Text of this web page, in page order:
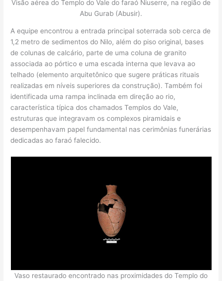
Visão aérea do Templo do Vale do faraó Niuserre, na região de
Abu Gurab (Abusir).
A equipe encontrou a entrada principal soterrada sob cerca de
1,2 metro de sedimentos do Nilo, além do piso original, bases
de colunas de calcário, parte de uma coluna de granito
associada ao pórtico e uma escada interna que levava ao
telhado (elemento arquitetônico que sugere práticas rituais
realizadas em níveis superiores da construção). Também foi
identificada uma rampa inclinada em direção ao rio,
característica típica dos chamados Templos do Vale,
estruturas que integravam os complexos piramidais e
desempenhavam papel fundamental nas cerimônias funerárias
dedicadas ao faraó falecido.
Vaso restaurado encontrado nas proximidades do Templo do